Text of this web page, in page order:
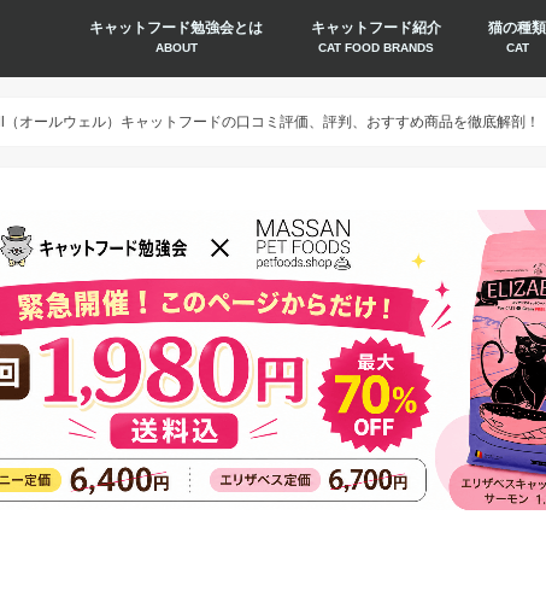
キャットフード勉強会とは
ABOUT
キャットフード紹介
CAT FOOD BRANDS
猫の種類
CAT
（オールウェル）キャットフードの口コミ評価、評判、おすすめ商品を徹底解剖！